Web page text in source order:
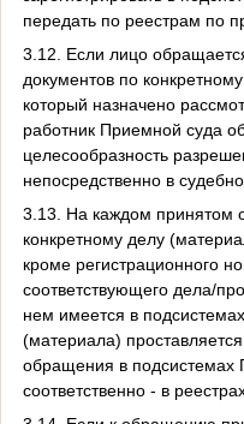
передать по реестрам по
3.12. Если лицо
документов по
который назначено
работник Приемной суда
целесообразность
непосредственно в
3.13. На каждом принятом
конкретному делу
кроме регистрационного
соответствующего дела/
нем имеется в
(материала)
обращения в подсистемах
соответственно - в